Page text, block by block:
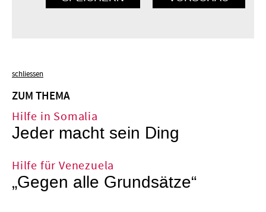
schliessen
ZUM THEMA
Hilfe in Somalia
Jeder macht sein Ding
Hilfe für Venezuela
„Gegen alle Grundsätze“